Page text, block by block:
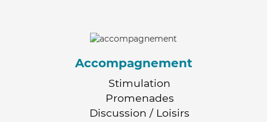
Accompagnement
Stimulation
Promenades
Discussion / Loisirs